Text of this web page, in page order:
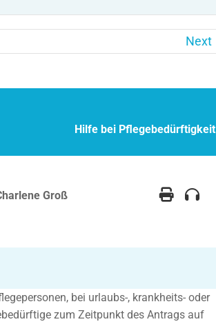
Next
Hilfe bei Pflegebedürftigkeit
Groß
bei urlaubs-, krankheits- oder
zum Zeitpunkt des Antrags auf